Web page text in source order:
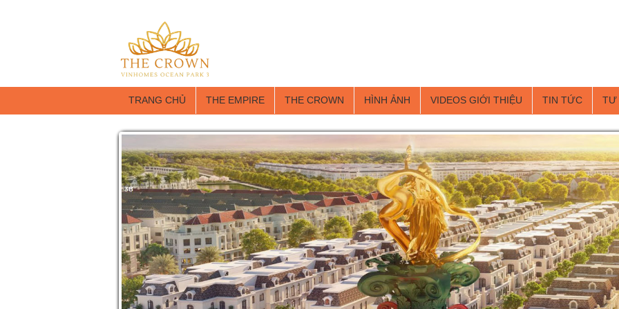
TRANG CHỦ THE EMPIRE THE CROWN HÌNH ẢNH VIDEOS GIỚI THIỆU TIN TỨC TƯ